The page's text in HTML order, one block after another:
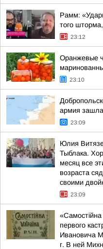
Рамм:
того
23:12
Оранжевые
23:10
армия
23:09
Юлия
Тыблака.
месяц все
возраста
своими
23:09
первого
Ивановича
г. В ней